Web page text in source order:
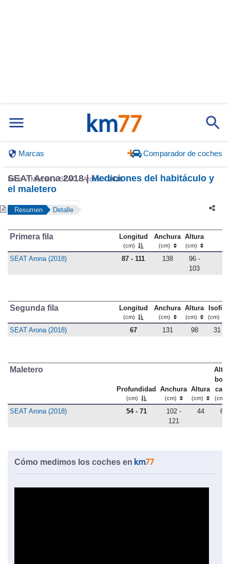
Marcas Comparador de coches
Inicio Marcas SEAT Arona 2018
SEAT Arona 2018 |Mediciones del habitáculo y
el maletero
Resumen Detalle
Primera fila Longitud
(cm)
Anchura
(cm)
Altura
(cm)
SEAT Arona (2018) 87 - 111 138
96 -
103
Segunda fila Longitud
(cm)
Anchura
(cm)
Altura
(cm)
Isofix
(cm)
SEAT Arona (2018) 67 131 98 31
Maletero
Profundidad
(cm)
Anchura
(cm)
Altura
(cm) (cm)
SEAT Arona (2018) 54 - 71
102 -
121
44 69
Cómo medimos los coches en